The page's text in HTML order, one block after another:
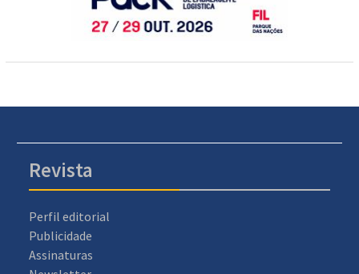
Revista
Perfil editorial
Publicidade
Assinaturas